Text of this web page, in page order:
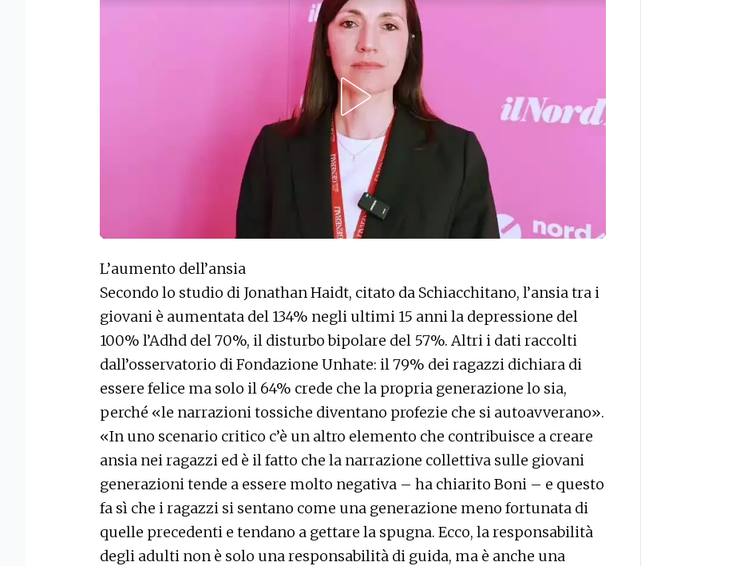
L’aumento dell’ansia
Secondo lo studio di Jonathan Haidt, citato da Schiacchitano, l’ansia tra i
giovani è aumentata del 134% negli ultimi 15 anni la depressione del
100% l’Adhd del 70%, il disturbo bipolare del 57%. Altri i dati raccolti
dall’osservatorio di Fondazione Unhate: il 79% dei ragazzi dichiara di
essere felice ma solo il 64% crede che la propria generazione lo sia,
perché «le narrazioni tossiche diventano profezie che si autoavverano».
«In uno scenario critico c’è un altro elemento che contribuisce a creare
ansia nei ragazzi ed è il fatto che la narrazione collettiva sulle giovani
generazioni tende a essere molto negativa – ha chiarito Boni – e questo
fa sì che i ragazzi si sentano come una generazione meno fortunata di
quelle precedenti e tendano a gettare la spugna. Ecco, la responsabilità
degli adulti non è solo una responsabilità di guida, ma è anche una